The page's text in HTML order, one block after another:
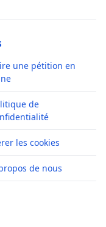
une pétition en
de
les cookies
de nous